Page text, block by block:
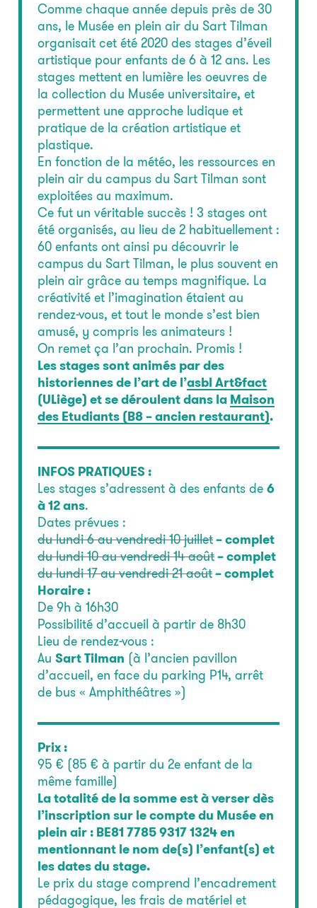
Comme chaque année depuis près de 30
ans, le Musée en plein air du Sart Tilman
organisait cet été 2020 des stages d’éveil
artistique pour enfants de 6 à 12 ans. Les
stages mettent en lumière les oeuvres de
la collection du Musée universitaire, et
permettent une approche ludique et
pratique de la création artistique et
plastique.
En fonction de la météo, les ressources en
plein air du campus du Sart Tilman sont
exploitées au maximum.
Ce fut un véritable succès ! 3 stages ont
été organisés, au lieu de 2 habituellement :
60 enfants ont ainsi pu découvrir le
campus du Sart Tilman, le plus souvent en
plein air grâce au temps magnifique. La
créativité et l’imagination étaient au
rendez-vous, et tout le monde s’est bien
amusé, y compris les animateurs !
On remet ça l’an prochain. Promis !
Les stages sont animés par des
historiennes de l’art de l’asbl Art&fact
(ULiège) et se déroulent dans la Maison
des Etudiants (B8 – ancien restaurant).
INFOS PRATIQUES :
Les stages s’adressent à des enfants de 6
à 12 ans.
Dates prévues :
dulundi6 auvendredi10 juillet– complet
dulundi10 auvendredi14 août– complet
dulundi17 auvendredi21 août– complet
Horaire :
De 9h à 16h30
Possibilité d’accueil à partir de 8h30
Lieu de rendez-vous :
Au Sart Tilman (à l’ancien pavillon
d’accueil, en face du parking P14, arrêt
de bus « Amphithéâtres »)
Prix :
95 € (85 € à partir du 2e enfant de la
même famille)
La totalité de la somme est à verser dès
l’inscription sur le compte du Musée en
plein air : BE81 7785 9317 1324en
mentionnant le nom de(s) l’enfant(s) et
les dates du stage.
Le prix du stage comprend l’encadrement
pédagogique, les frais de matériel et